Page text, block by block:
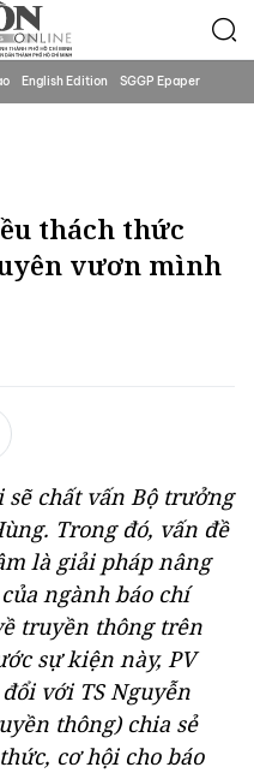
English Edition SGGP Epaper
thách thức
vươn mình
sẽ chất vấn Bộ trưởng
Trong đó, vấn đề
là giải pháp nâng
ngành báo chí
truyền thông trên
sự kiện này, PV
đổi với TS Nguyễn
thông) chia sẻ
cơ hội cho báo